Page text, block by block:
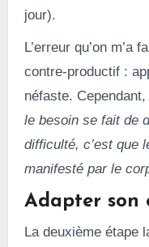
jour).
L’erreur qu’on m’a
contre-productif :
néfaste.
le besoin se fait de
difficulté, c’est que
manifesté par le
Adapter son
La deuxième étape